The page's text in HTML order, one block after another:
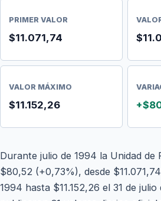
PRIMER VALOR
$11.071,74
VALOR MÁXIMO
$11.152,26
Durante julio de 1994 la Unidad de
$80,52 (+0,73%), desde
1994 hasta $11.152,26 el 31 de julio